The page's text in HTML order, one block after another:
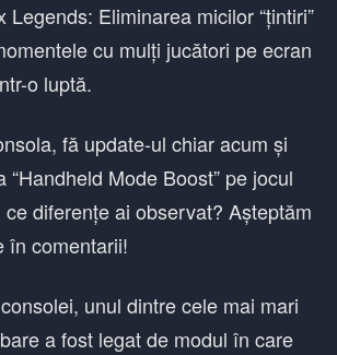
Legends: Eliminarea micilor “țintiri”
cu mulți jucători pe ecran
o luptă.
fă update-ul chiar acum și
“Handheld Mode Boost” pe jocul
diferențe ai observat? Așteptăm
în comentarii!
unul dintre cele mai mari
a fost legat de modul în care